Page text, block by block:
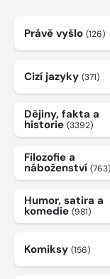
Právě vyšlo (126)
Cizí jazyky (371)
Dějiny, fakta a
historie (3392)
Filozofie a
náboženství (763)
Humor, satira a
komedie (981)
Komiksy (156)